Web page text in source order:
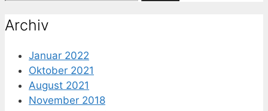
Archiv
Januar 2022
Oktober 2021
August 2021
November 2018